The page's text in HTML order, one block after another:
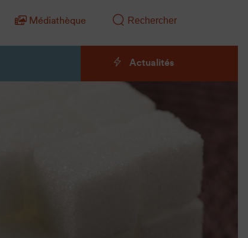
Médiathèque
Actualités